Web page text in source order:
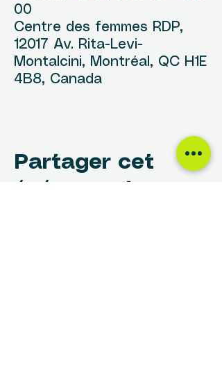
00
Centre des femmes RDP,
12017 Av. Rita-Levi-
Montalcini, Montréal, QC H1E
4B8, Canada
Partager cet